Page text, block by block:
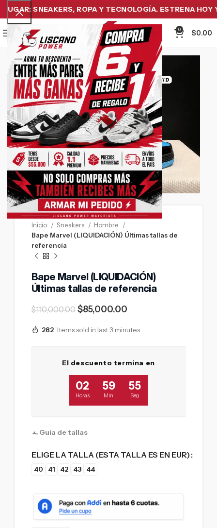
SNEAKERS, ROPA Y TECNOLOGÍA. ESTRENA HOY Y
Menu
0
$0.00
-23%
Click to enlarge
Inicio Sneakers
Hombre
Bape Marvel (LIQUIDACIÓN) Últimas tallas de
referencia
Bape Marvel (LIQUIDACIÓN)
Últimas tallas de referencia
$110,000.00 $85,000.00
282 Items sold in last 3 minutes
El descuento termina en
02
Horas
59
Min
54
Seg
Guía de tallas
ELIGE LA TALLA (ESTA TALLA ES EN EUR)
40 41 42 43 44